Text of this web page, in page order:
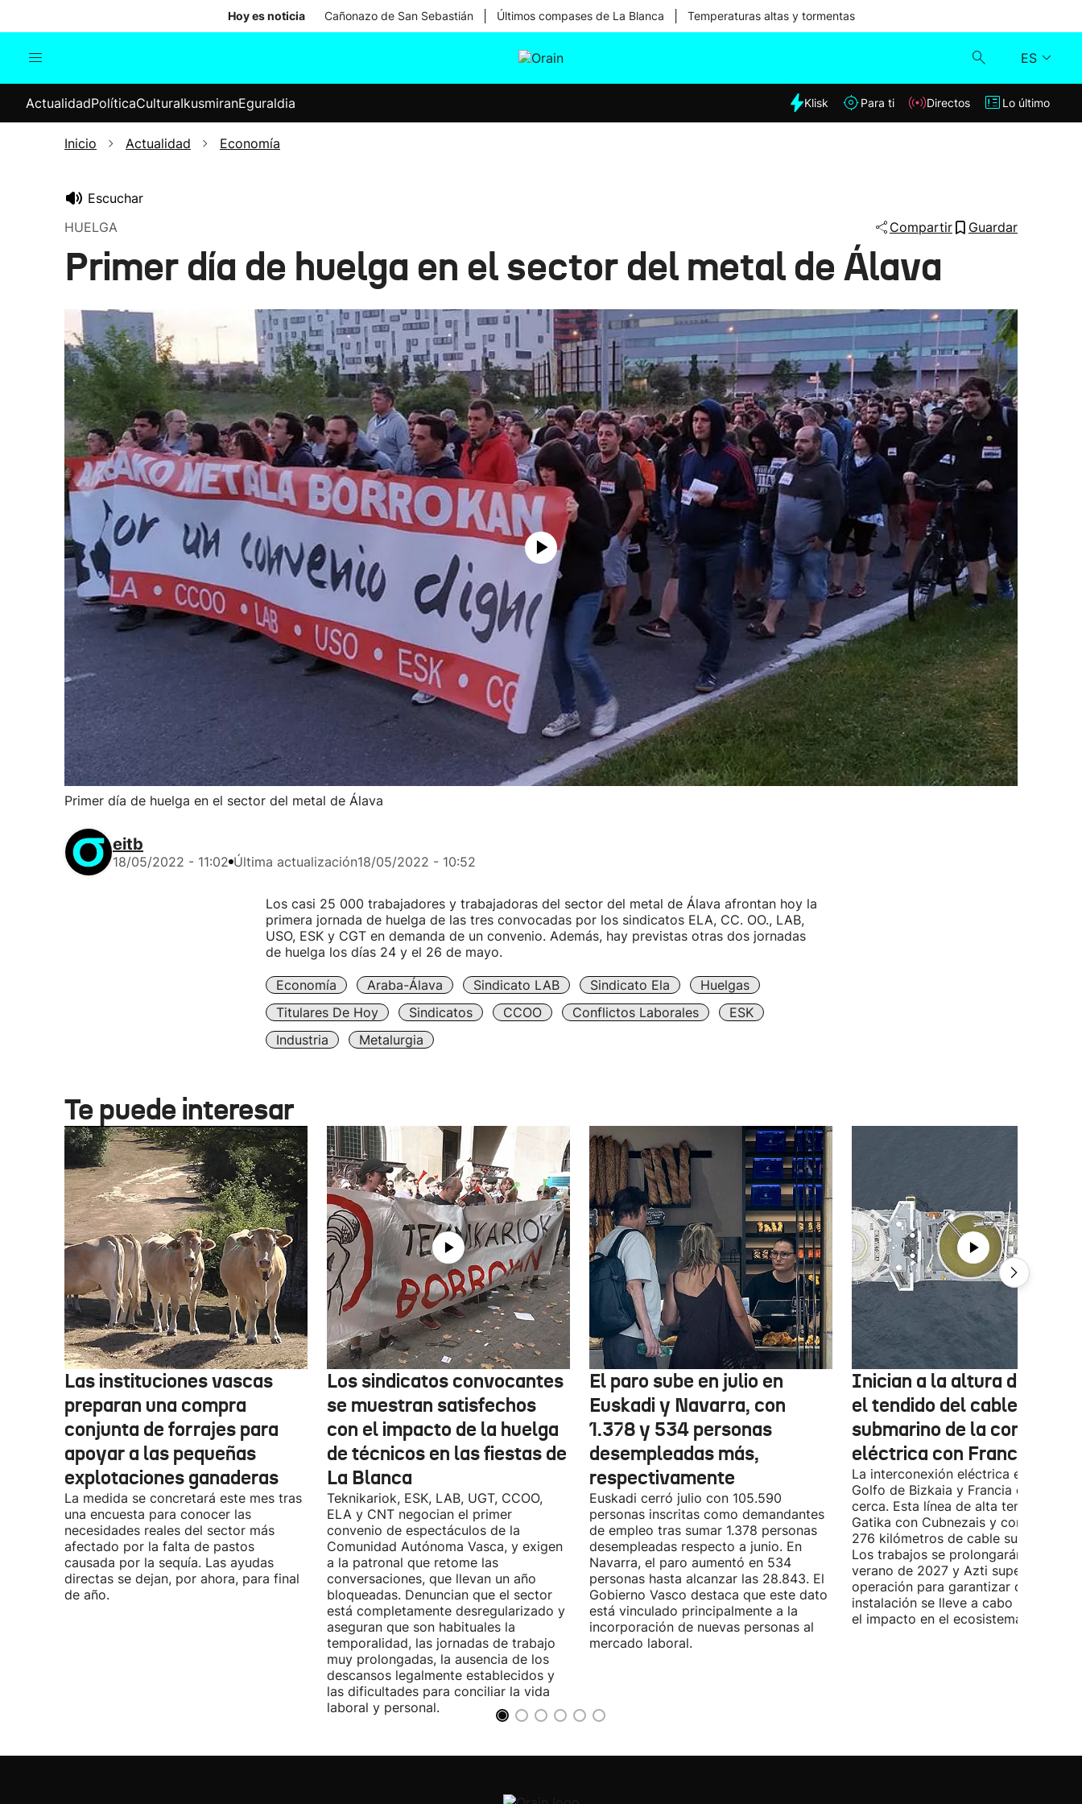
Hoy es noticia Cañonazo de San Sebastián Últimos compases de La Blanca Temperaturas altas y tormentas
ES
Internacional
Elecciones
Klisk
ActualidadPolíticaCulturaIkusmiranEguraldia Klisk Para ti Directos Lo último
Inicio Actualidad Economía
Escuchar
HUELGA
Compartir Guardar
Primer día de huelga en el sector del metal de Álava
Primer día de huelga en el sector del metal de Álava
eitb
18/05/2022 - 11:02 Última actualización18/05/2022 - 10:52
Los casi 25 000 trabajadores y trabajadoras del sector del metal de Álava afrontan hoy la
primera jornada de huelga de las tres convocadas por los sindicatos ELA, CC. OO., LAB,
USO, ESK y CGT en demanda de un convenio. Además, hay previstas otras dos jornadas
de huelga los días 24 y el 26 de mayo.
Economía Araba-Álava Sindicato LAB Sindicato Ela
Huelgas
Titulares De Hoy
Sindicatos CCOO Conflictos Laborales
ESK
Industria
Metalurgia
Te puede interesar
Las instituciones vascas
preparan una compra
conjunta de forrajes para
apoyar a las pequeñas
explotaciones ganaderas
La medida se concretará este mes tras
una encuesta para conocer las
necesidades reales del sector más
afectado por la falta de pastos
causada por la sequía. Las ayudas
directas se dejan, por ahora, para final
de año.
Los sindicatos convocantes
se muestran satisfechos
con el impacto de la huelga
de técnicos en las fiestas de
La Blanca
Teknikariok, ESK, LAB, UGT, CCOO,
ELA y CNT negocian el primer
convenio de espectáculos de la
Comunidad Autónoma Vasca, y exigen
a la patronal que retome las
conversaciones, que llevan un año
bloqueadas. Denuncian que el sector
está completamente desregularizado y
aseguran que son habituales la
temporalidad, las jornadas de trabajo
muy prolongadas, la ausencia de los
descansos legalmente establecidos y
las dificultades para conciliar la vida
laboral y personal.
El paro sube en julio en
Euskadi y Navarra, con
1.378 y 534 personas
desempleadas más,
respectivamente
Euskadi cerró julio con 105.590
personas inscritas como demandantes
de empleo tras sumar 1.378 personas
desempleadas respecto a junio. En
Navarra, el paro aumentó en 534
personas hasta alcanzar las 28.843. El
Gobierno Vasco destaca que este dato
está vinculado principalmente a la
incorporación de nuevas personas al
mercado laboral.
Inician a la altura de
el tendido del cable
submarino de la conexión
eléctrica con Francia
La interconexión eléctrica entre el
Golfo de Bizkaia y Francia está más
cerca. Esta línea de alta tensión unirá
Gatika con Cubnezais y contará con
276 kilómetros de cable submarino.
Los trabajos se prolongarán hasta
verano de 2027 y Azti supervisará la
operación para garantizar que la
instalación se lleve a cabo
el impacto en el ecosistema marino.